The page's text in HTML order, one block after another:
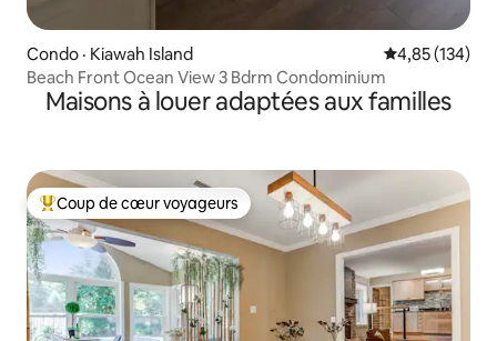
Condo · Kiawah Island Note
4,85 (134)
Beach Front Ocean View 3 Bdrm Condominium
Maisons à louer adaptées aux familles
Coup de cœur voyageurs parmi les plus aimés
Coup de cœur voyageurs